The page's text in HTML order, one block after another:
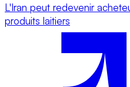
L'Iran peut redevenir
produits laitiers